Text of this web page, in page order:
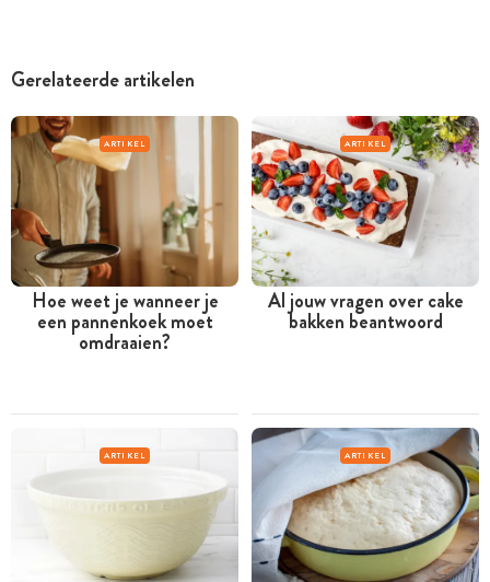
Gerelateerde artikelen
ARTIKEL
Hoe weet je wanneer je
een pannenkoek moet
omdraaien?
ARTIKEL
Al jouw vragen over cake
bakken beantwoord
ARTIKEL ARTIKEL